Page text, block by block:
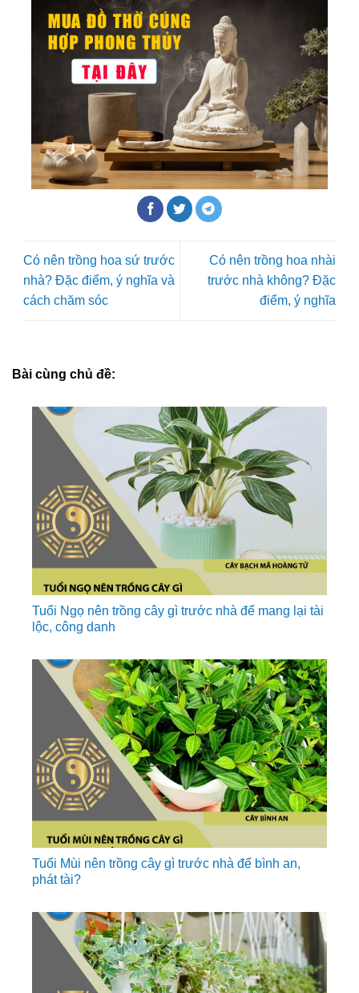
Có nên trồng hoa sứ trước
nhà? Đặc điểm, ý nghĩa và
cách chăm sóc
Có nên trồng hoa nhài
trước nhà không? Đặc
điểm, ý nghĩa
Bài cùng chủ đề:
Tuổi Ngọ nên trồng cây gì trước nhà để mang lại tài
lộc, công danh
Tuổi Mùi nên trồng cây gì trước nhà để bình an,
phát tài?